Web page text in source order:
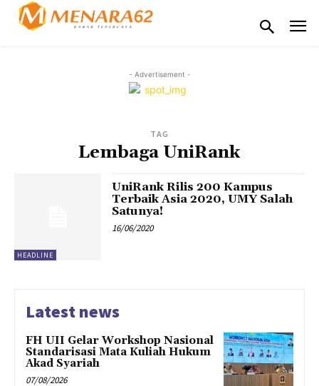
- Advertisement -
TAG
Lembaga UniRank
HEADLINE
UniRank Rilis 200 Kampus
Terbaik Asia 2020, UMY Salah
Satunya!
16/06/2020
Latest news
FH UII Gelar Workshop Nasional
Standarisasi Mata Kuliah Hukum
Akad Syariah
07/08/2026